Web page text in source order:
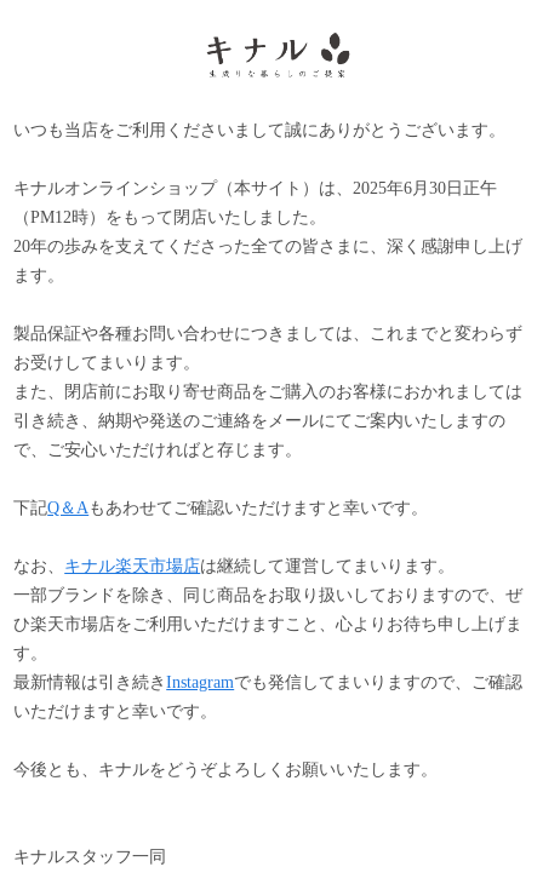
いつも当店をご利用くださいまして誠にありがとうございます。
キナルオンラインショップ（本サイト）は、2025年6月30日正午
（PM12時）をもって閉店いたしました。
20年の歩みを支えてくださった全ての皆さまに、深く感謝申し上げ
ます。
製品保証や各種お問い合わせにつきましては、これまでと変わらず
お受けしてまいります。
また、閉店前にお取り寄せ商品をご購入のお客様におかれましては
引き続き、納期や発送のご連絡をメールにてご案内いたしますの
で、ご安心いただければと存じます。
下記Q＆A もあわせてご確認いただけますと幸いです。
なお、 キナル楽天市場店は継続して運営してまいります。
一部ブランドを除き、同じ商品をお取り扱いしておりますので、ぜ
ひ楽天市場店をご利用いただけますこと、心よりお待ち申し上げま
す。
最新情報は引き続きInstagramでも発信してまいりますので、ご確認
いただけますと幸いです。
今後とも、キナルをどうぞよろしくお願いいたします。
キナルスタッフ一同